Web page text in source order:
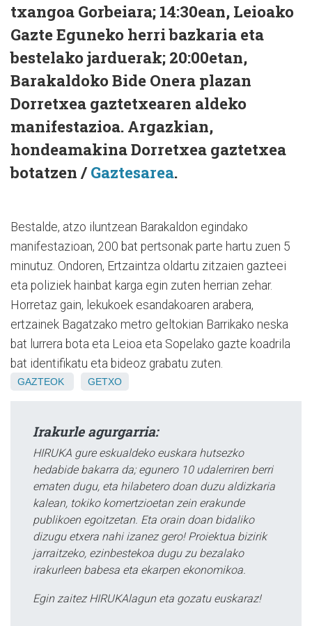
txangoa Gorbeiara; 14:30ean, Leioako
Gazte Eguneko herri bazkaria eta
bestelako jarduerak; 20:00etan,
Barakaldoko Bide Onera plazan
Dorretxea gaztetxearen aldeko
manifestazioa. Argazkian,
hondeamakina Dorretxea gaztetxea
botatzen / Gaztesarea.
Bestalde, atzo iluntzean Barakaldon egindako
manifestazioan, 200 bat pertsonak parte hartu zuen 5
minutuz. Ondoren, Ertzaintza oldartu zitzaien gazteei
eta poliziek hainbat karga egin zuten herrian zehar.
Horretaz gain, lekukoek esandakoaren arabera,
ertzainek Bagatzako metro geltokian Barrikako neska
bat lurrera bota eta Leioa eta Sopelako gazte koadrila
bat identifikatu eta bideoz grabatu zuten.
GAZTEOK GETXO
Irakurle agurgarria:
HIRUKA gure eskualdeko euskara hutsezko
hedabide bakarra da; egunero 10 udalerriren berri
ematen dugu, eta hilabetero doan duzu aldizkaria
kalean, tokiko komertzioetan zein erakunde
publikoen egoitzetan. Eta orain doan bidaliko
dizugu etxera nahi izanez gero! Proiektua bizirik
jarraitzeko, ezinbestekoa dugu zu bezalako
irakurleen babesa eta ekarpen ekonomikoa.
Egin zaitez HIRUKAlagun eta gozatu euskaraz!